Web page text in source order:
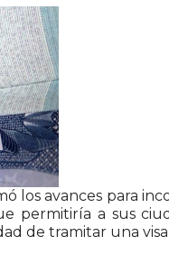
los avances para
permitiría a sus
de tramitar una